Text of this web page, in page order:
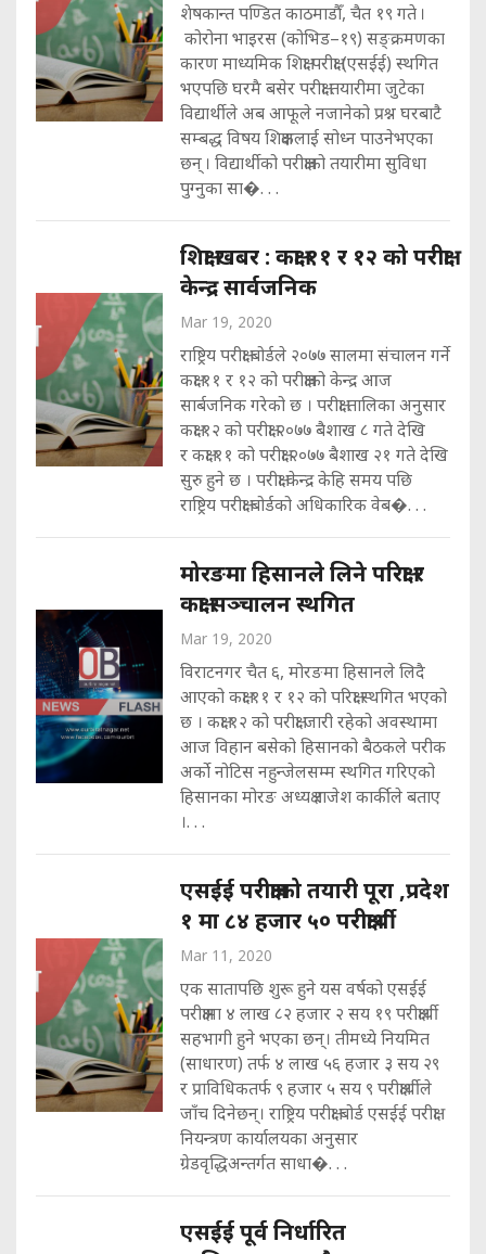
शेषकान्त पण्डित काठमाडौँ, चैत १९ गते ।
कोरोना भाइरस (कोभिड–१९) सङ्क्रमणका
कारण माध्यमिक शिक्षा परीक्षा (एसईई) स्थगित
भएपछि घरमै बसेर परीक्षा तयारीमा जुटेका
विद्यार्थीले अब आफूले नजानेको प्रश्न घरबाटै
सम्बद्ध विषय शिक्षकलाई सोध्न पाउनेभएका
छन् । विद्यार्थीको परीक्षाको तयारीमा सुविधा
पुग्नुका सा�. . .
शिक्षा खबर : कक्षा ११ र १२ को परीक्षा
केन्द्र सार्वजनिक
Mar 19, 2020
राष्ट्रिय परीक्षा बोर्डले २०७७ सालमा संचालन गर्ने
कक्षा ११ र १२ को परीक्षाको केन्द्र आज
सार्बजनिक गरेको छ । परीक्षा तालिका अनुसार
कक्षा १२ को परीक्षा २०७७ बैशाख ८ गते देखि
र कक्षा ११ को परीक्षा २०७७ बैशाख २१ गते देखि
सुरु हुने छ । परीक्षा केन्द्र केहि समय पछि
राष्ट्रिय परीक्षा बोर्डको अधिकारिक वेब�. . .
मोरङमा हिसानले लिने परिक्षा र
कक्षा सञ्चालन स्थगित
Mar 19, 2020
विराटनगर चैत ६, मोरङमा हिसानले लिदै
आएको कक्षा ११ र १२ को परिक्षा स्थगित भएको
छ । कक्षा १२ को परीक्षा जारी रहेको अवस्थामा
आज विहान बसेको हिसानको बैठकले परीक
अर्को नोटिस नहुन्जेलसम्म स्थगित गरिएको
हिसानका मोरङ अध्यक्ष राजेश कार्कीले बताए
।. . .
एसईई परीक्षाको तयारी पूरा ,प्रदेश
१ मा ८४ हजार ५० परीक्षार्थी
Mar 11, 2020
एक सातापछि शुरू हुने यस वर्षको एसईई
परीक्षामा ४ लाख ८२ हजार २ सय १९ परीक्षार्थी
सहभागी हुने भएका छन्। तीमध्ये नियमित
(साधारण) तर्फ ४ लाख ५६ हजार ३ सय २९
र प्राविधिकतर्फ ९ हजार ५ सय ९ परीक्षार्थीले
जाँच दिनेछन्। राष्ट्रिय परीक्षा बोर्ड एसईई परीक्षा
नियन्त्रण कार्यालयका अनुसार
ग्रेडवृद्धिअन्तर्गत साधा�. . .
एसईई पूर्व निर्धारित